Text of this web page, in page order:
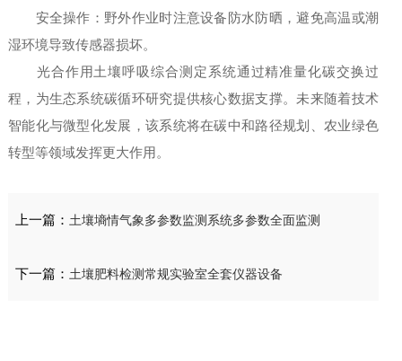
安全操作：野外作业时注意设备防水防晒，避免高温或潮
湿环境导致传感器损坏。
光合作用土壤呼吸综合测定系统通过精准量化碳交换过
程，为生态系统碳循环研究提供核心数据支撑。未来随着技术
智能化与微型化发展，该系统将在碳中和路径规划、农业绿色
转型等领域发挥更大作用。
上一篇：土壤墒情气象多参数监测系统多参数全面监测
下一篇：土壤肥料检测常规实验室全套仪器设备